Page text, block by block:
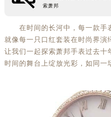
索萧邦
在时间的长河中，每一款手
就像每一只口红套装在时尚界演
让我们一起探索萧邦手表过去十
时间的舞台上绽放光彩，如同一